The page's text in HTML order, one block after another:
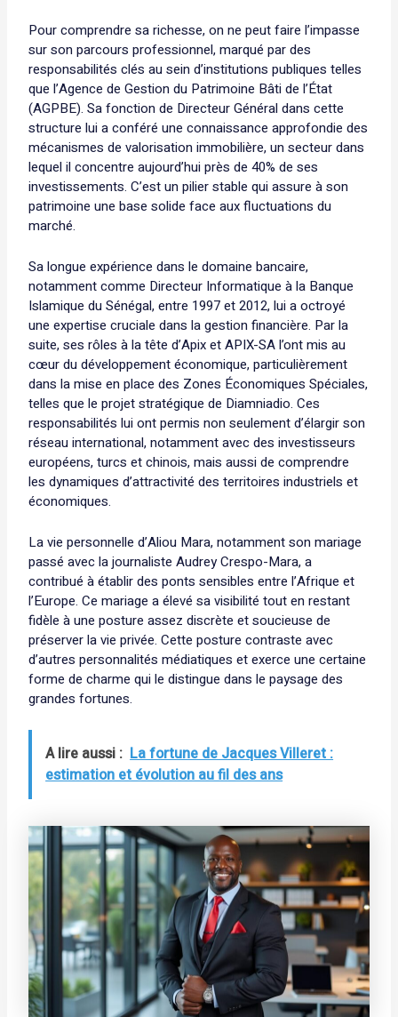
Pour comprendre sa richesse, on ne peut faire l’impasse
sur son parcours professionnel, marqué par des
responsabilités clés au sein d’institutions publiques telles
que l’Agence de Gestion du Patrimoine Bâti de l’État
(AGPBE). Sa fonction de Directeur Général dans cette
structure lui a conféré une connaissance approfondie des
mécanismes de valorisation immobilière, un secteur dans
lequel il concentre aujourd’hui près de 40% de ses
investissements. C’est un pilier stable qui assure à son
patrimoine une base solide face aux fluctuations du
marché.
Sa longue expérience dans le domaine bancaire,
notamment comme Directeur Informatique à la Banque
Islamique du Sénégal, entre 1997 et 2012, lui a octroyé
une expertise cruciale dans la gestion financière. Par la
suite, ses rôles à la tête d’Apix et APIX-SA l’ont mis au
cœur du développement économique, particulièrement
dans la mise en place des Zones Économiques Spéciales,
telles que le projet stratégique de Diamniadio. Ces
responsabilités lui ont permis non seulement d’élargir son
réseau international, notamment avec des investisseurs
européens, turcs et chinois, mais aussi de comprendre
les dynamiques d’attractivité des territoires industriels et
économiques.
La vie personnelle d’Aliou Mara, notamment son mariage
passé avec la journaliste Audrey Crespo-Mara, a
contribué à établir des ponts sensibles entre l’Afrique et
l’Europe. Ce mariage a élevé sa visibilité tout en restant
fidèle à une posture assez discrète et soucieuse de
préserver la vie privée. Cette posture contraste avec
d’autres personnalités médiatiques et exerce une certaine
forme de charme qui le distingue dans le paysage des
grandes fortunes.
A lire aussi : La fortune de Jacques Villeret :
estimation et évolution au fil des ans